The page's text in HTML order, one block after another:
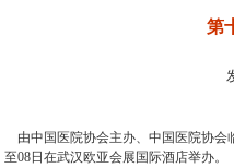
第
由中国医院协会主办、中国医院协会
至08日在武汉欧亚会展国际酒店举办。